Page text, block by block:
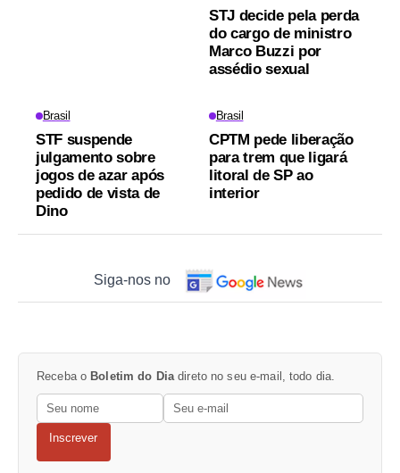
STJ decide pela perda
do cargo de ministro
Marco Buzzi por
assédio sexual
Brasil
STF suspende
julgamento sobre
jogos de azar após
pedido de vista de
Dino
Brasil
CPTM pede liberação
para trem que ligará
litoral de SP ao
interior
Siga-nos no
Receba o Boletim do Diadireto no seu e-mail, todo dia.
Inscrever